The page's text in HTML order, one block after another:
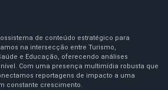
de conteúdo estratégico para
na intersecção entre Turismo,
e Educação, oferecendo análises
Com uma presença multimídia robusta que
reportagens de impacto a uma
constante crescimento.